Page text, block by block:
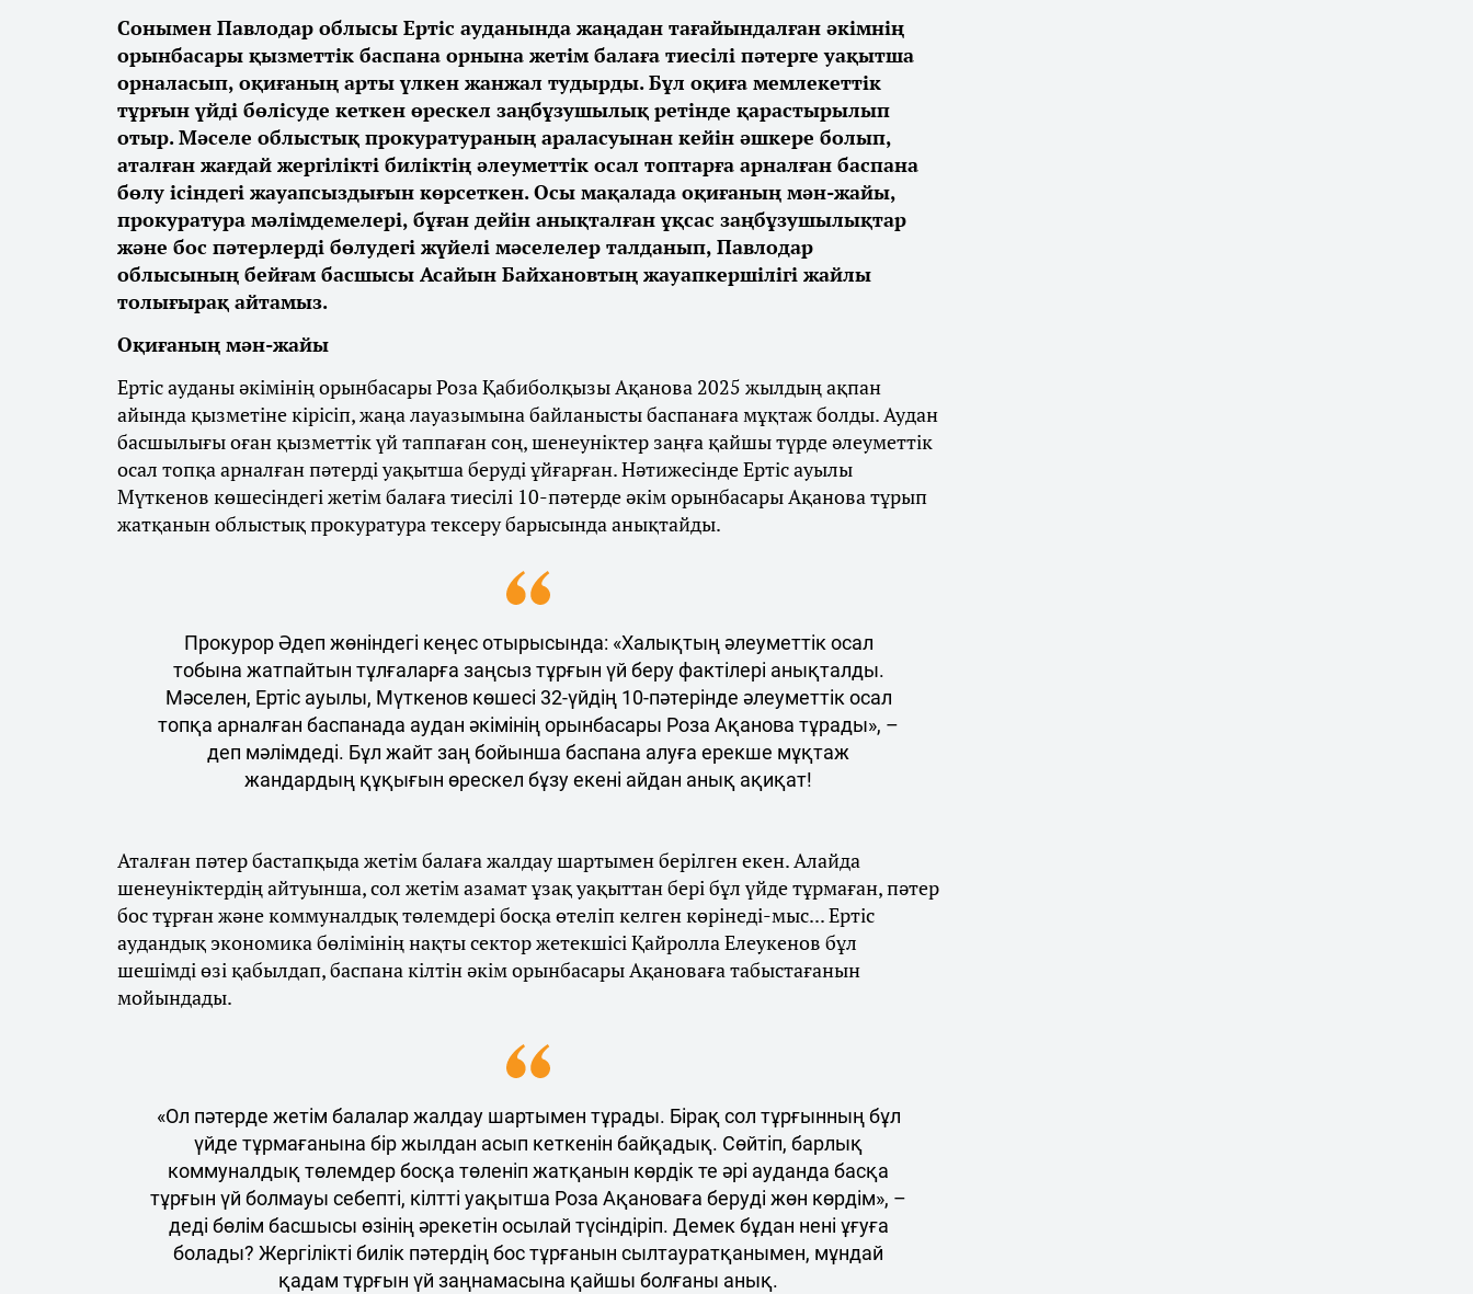
Сонымен Павлодар облысы Ертіс ауданында жаңадан тағайындалған әкімнің
орынбасары қызметтік баспана орнына жетім балаға тиесілі пәтерге уақытша
орналасып, оқиғаның арты үлкен жанжал тудырды. Бұл оқиға мемлекеттік
тұрғын үйді бөлісуде кеткен өрескел заңбұзушылық ретінде қарастырылып
отыр. Мәселе облыстық прокуратураның араласуынан кейін әшкере болып,
аталған жағдай жергілікті биліктің әлеуметтік осал топтарға арналған баспана
бөлу ісіндегі жауапсыздығын көрсеткен. Осы мақалада оқиғаның мән-жайы,
прокуратура мәлімдемелері, бұған дейін анықталған ұқсас заңбұзушылықтар
және бос пәтерлерді бөлудегі жүйелі мәселелер талданып, Павлодар
облысының бейғам басшысы Асайын Байхановтың жауапкершілігі жайлы
толығырақ айтамыз.
Оқиғаның мән-жайы
Ертіс ауданы әкімінің орынбасары Роза Қабиболқызы Ақанова 2025 жылдың ақпан
айында қызметіне кірісіп, жаңа лауазымына байланысты баспанаға мұқтаж болды. Аудан
басшылығы оған қызметтік үй таппаған соң, шенеуніктер заңға қайшы түрде әлеуметтік
осал топқа арналған пәтерді уақытша беруді ұйғарған. Нәтижесінде Ертіс ауылы
Мүткенов көшесіндегі жетім балаға тиесілі 10-пәтерде әкім орынбасары Ақанова тұрып
жатқанын облыстық прокуратура тексеру барысында анықтайды.
Прокурор Әдеп жөніндегі кеңес отырысында: «Халықтың әлеуметтік осал
тобына жатпайтын тұлғаларға заңсыз тұрғын үй беру фактілері анықталды.
Мәселен, Ертіс ауылы, Мүткенов көшесі 32-үйдің 10-пәтерінде әлеуметтік осал
топқа арналған баспанада аудан әкімінің орынбасары Роза Ақанова тұрады», –
деп мәлімдеді. Бұл жайт заң бойынша баспана алуға ерекше мұқтаж
жандардың құқығын өрескел бұзу екені айдан анық ақиқат!
Аталған пәтер бастапқыда жетім балаға жалдау шартымен берілген екен. Алайда
шенеуніктердің айтуынша, сол жетім азамат ұзақ уақыттан бері бұл үйде тұрмаған, пәтер
бос тұрған және коммуналдық төлемдері босқа өтеліп келген​ көрінеді-мыс... Ертіс
аудандық экономика бөлімінің нақты сектор жетекшісі Қайролла Елеукенов бұл
шешімді өзі қабылдап, баспана кілтін әкім орынбасары Ақановаға табыстағанын
мойындады.
«Ол пәтерде жетім балалар жалдау шартымен тұрады. Бірақ сол тұрғынның бұл
үйде тұрмағанына бір жылдан асып кеткенін байқадық. Сөйтіп, барлық
коммуналдық төлемдер босқа төленіп жатқанын көрдік те әрі ауданда басқа
тұрғын үй болмауы себепті, кілтті уақытша Роза Ақановаға беруді жөн көрдім», –
деді бөлім басшысы өзінің әрекетін осылай түсіндіріп. Демек бұдан нені ұғуға
болады? Жергілікті билік пәтердің бос тұрғанын сылтауратқанымен, мұндай
қадам тұрғын үй заңнамасына қайшы болғаны анық.